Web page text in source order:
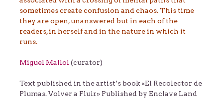
sometimes create confusion and chaos. This time
they are open, unanswered but in each of the
readers, in herself and in the nature in which it
runs.
Miguel Mallol (curator)
Text published in the artist’s book «El Recolector de
Plumas. Volver a Fluir» Published by Enclave Land